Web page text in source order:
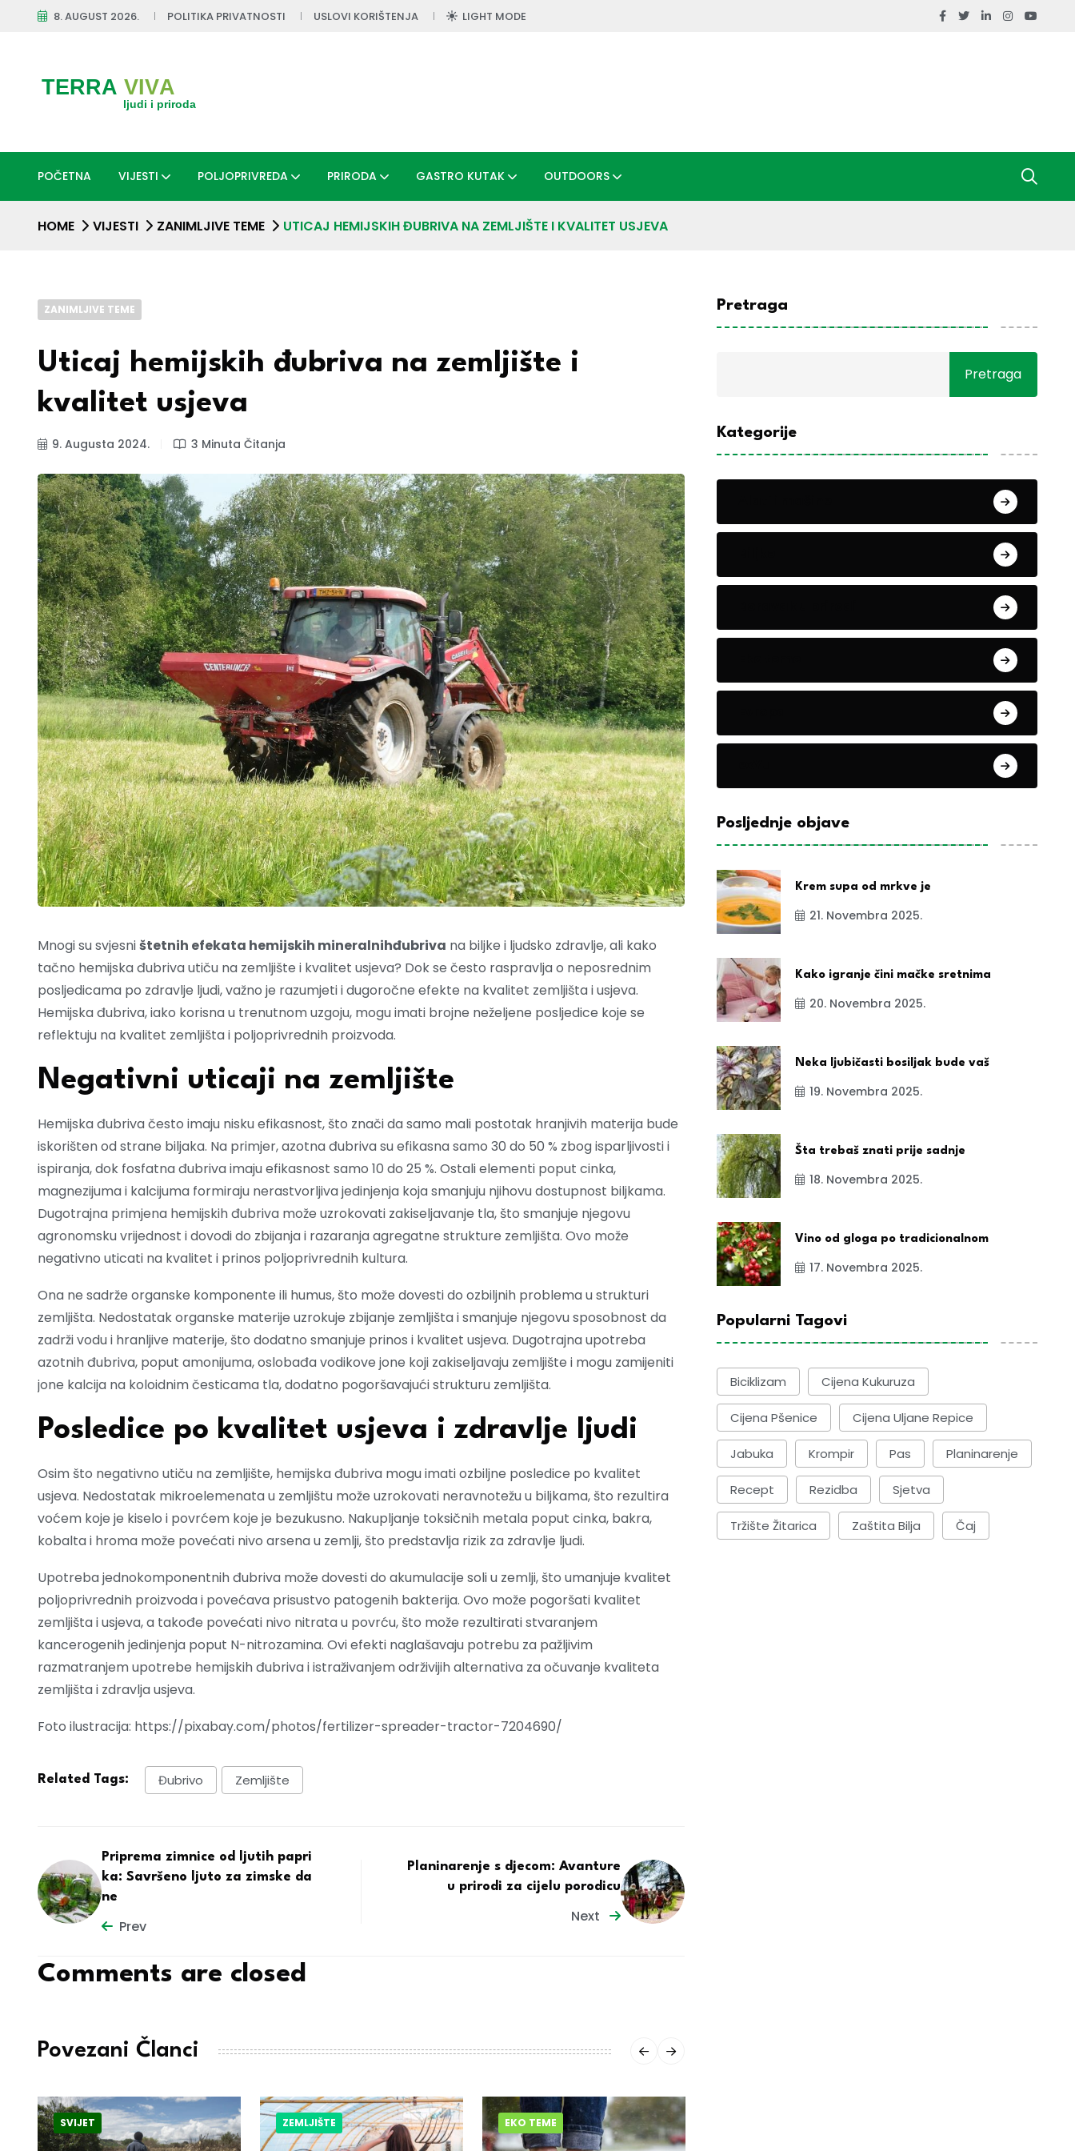
8. AUGUST 2026. POLITIKA PRIVATNOSTI USLOVI KORIŠTENJA LIGHT MODE
POČETNA VIJESTI POLJOPRIVREDA PRIRODA GASTRO KUTAK OUTDOORS
HOME VIJESTI ZANIMLJIVE TEME UTICAJ HEMIJSKIH ĐUBRIVA NA ZEMLJIŠTE I KVALITET USJEVA
ZANIMLJIVE TEME
Uticaj hemijskih đubriva na zemljište i
kvalitet usjeva
9. Augusta 2024. 3 Minuta Čitanja
Mnogi su svjesništetnih efekata hemijskih mineralnihđubriva na biljke i ljudsko zdravlje, ali kako
tačno hemijska đubriva utiču na zemljište i kvalitet usjeva? Dok se često raspravlja o neposrednim
posljedicama po zdravlje ljudi, važno je razumjeti i dugoročne efekte na kvalitet zemljišta i usjeva.
Hemijska đubriva, iako korisna u trenutnom uzgoju, mogu imati brojne neželjene posljedice koje se
reflektuju na kvalitet zemljišta i poljoprivrednih proizvoda.
Negativni uticaji na zemljište
Hemijska đubriva često imaju nisku efikasnost, što znači da samo mali postotak hranjivih materija bude
iskorišten od strane biljaka. Na primjer, azotna đubriva su efikasna samo 30 do 50 % zbog isparljivosti i
ispiranja, dok fosfatna đubriva imaju efikasnost samo 10 do 25 %. Ostali elementi poput cinka,
magnezijuma i kalcijuma formiraju nerastvorljiva jedinjenja koja smanjuju njihovu dostupnost biljkama.
Dugotrajna primjena hemijskih đubriva može uzrokovati zakiseljavanje tla, što smanjuje njegovu
agronomsku vrijednost i dovodi do zbijanja i razaranja agregatne strukture zemljišta. Ovo može
negativno uticati na kvalitet i prinos poljoprivrednih kultura.
Ona ne sadrže organske komponente ili humus, što može dovesti do ozbiljnih problema u strukturi
zemljišta. Nedostatak organske materije uzrokuje zbijanje zemljišta i smanjuje njegovu sposobnost da
zadrži vodu i hranljive materije, što dodatno smanjuje prinos i kvalitet usjeva. Dugotrajna upotreba
azotnih đubriva, poput amonijuma, oslobađa vodikove jone koji zakiseljavaju zemljište i mogu zamijeniti
jone kalcija na koloidnim česticama tla, dodatno pogoršavajući strukturu zemljišta.
Posledice po kvalitet usjeva i zdravlje ljudi
Osim što negativno utiču na zemljište, hemijska đubriva mogu imati ozbiljne posledice po kvalitet
usjeva. Nedostatak mikroelemenata u zemljištu može uzrokovati neravnotežu u biljkama, što rezultira
voćem koje je kiselo i povrćem koje je bezukusno. Nakupljanje toksičnih metala poput cinka, bakra,
kobalta i hroma može povećati nivo arsena u zemlji, što predstavlja rizik za zdravlje ljudi.
Upotreba jednokomponentnih đubriva može dovesti do akumulacije soli u zemlji, što umanjuje kvalitet
poljoprivrednih proizvoda i povećava prisustvo patogenih bakterija. Ovo može pogoršati kvalitet
zemljišta i usjeva, a takođe povećati nivo nitrata u povrću, što može rezultirati stvaranjem
kancerogenih jedinjenja poput N-nitrozamina. Ovi efekti naglašavaju potrebu za pažljivim
razmatranjem upotrebe hemijskih đubriva i istraživanjem održivijih alternativa za očuvanje kvaliteta
zemljišta i zdravlja usjeva.
Foto ilustracija: https://pixabay.com/photos/fertilizer-spreader-tractor-7204690/
Related Tags: Đubrivo Zemljište
Priprema zimnice od ljutih papri
ka: Savršeno ljuto za zimske da
ne
Prev
Planinarenje s djecom: Avanture
u prirodi za cijelu porodicu
Next
Comments are closed
Povezani Članci
SVIJET ZEMLJIŠTE EKO TEME
Pretraga
Pretraga
Kategorije
Posljednje objave
Krem supa od mrkve je
21. Novembra 2025.
Kako igranje čini mačke sretnima
20. Novembra 2025.
Neka ljubičasti bosiljak bude vaš
19. Novembra 2025.
Šta trebaš znati prije sadnje
18. Novembra 2025.
Vino od gloga po tradicionalnom
17. Novembra 2025.
Popularni Tagovi
Biciklizam Cijena Kukuruza
Cijena Pšenice Cijena Uljane Repice
Jabuka Krompir Pas Planinarenje
Recept Rezidba Sjetva
Tržište Žitarica Zaštita Bilja Čaj